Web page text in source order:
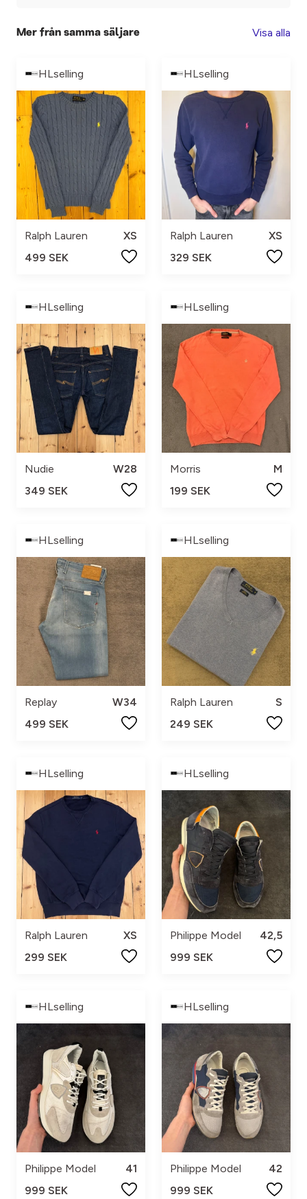
Mer från samma säljare Visa alla
HLselling
Ralph Lauren
XS
499 SEK
HLselling
Ralph Lauren
XS
329 SEK
HLselling
Nudie
W28
349 SEK
HLselling
Morris
M
199 SEK
HLselling
Replay
W34
499 SEK
HLselling
Ralph Lauren
S
249 SEK
HLselling
Ralph Lauren
XS
299 SEK
HLselling
Philippe Model
42,5
999 SEK
HLselling
Philippe Model
41
999 SEK
HLselling
Philippe Model
42
999 SEK